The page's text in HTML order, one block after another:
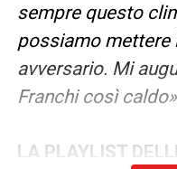
sempre questo
possiamo mettere
avversario. Mi
Franchi così
LA PLAYLIST